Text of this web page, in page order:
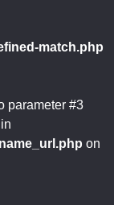
match.php
parameter #3
on